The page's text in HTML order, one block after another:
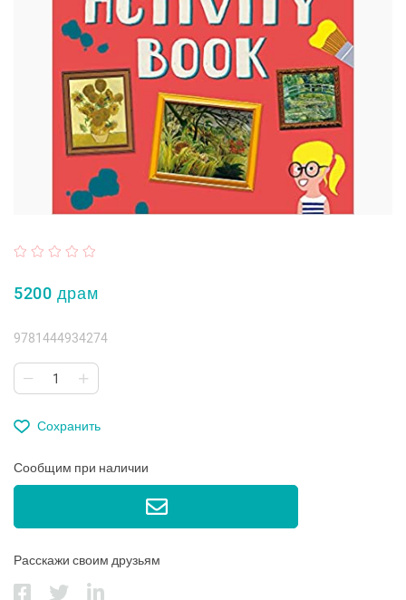
5200 драм
9781444934274
Сохранить
Сообщим при наличии
Расскажи своим друзьям